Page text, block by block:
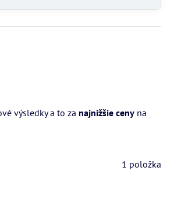
výsledky a to za najnižšie cenyna
1 položka